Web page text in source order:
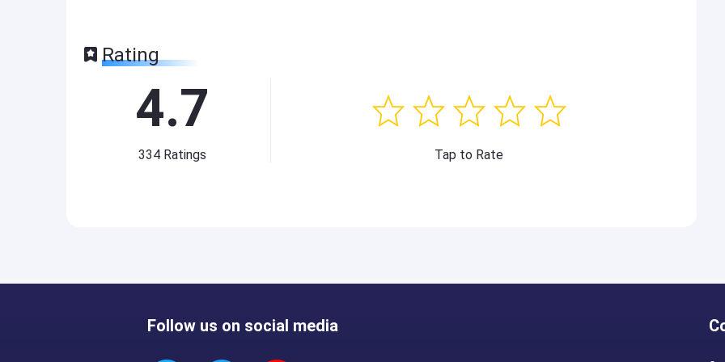
Rating
4.7
334Ratings Tap to Rate
Follow us on social media